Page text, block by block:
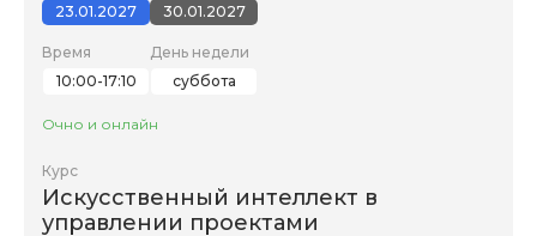
23.01.2027
30.01.2027
Время
10:00-17:10
День недели
суббота
Очно и онлайн
Курс
Искусственный интеллект в
управлении проектами